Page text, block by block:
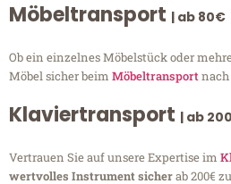
Möbeltransport | ab 80€
Ob ein einzelnes Möbelstück oder
Möbel sicher beim Möbeltransport
Klaviertransport | ab
Vertrauen Sie auf unsere Expertise im
wertvolles Instrument sicherab 200€